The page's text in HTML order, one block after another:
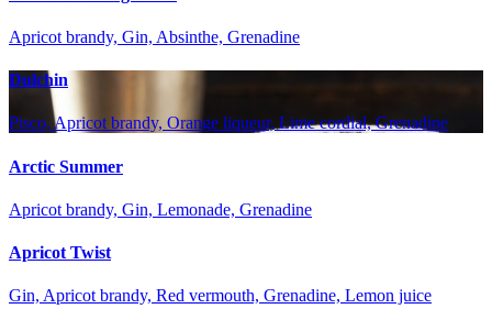
Apricot brandy, Gin, Absinthe, Grenadine
Dulchin
Pisco, Apricot brandy, Orange liqueur, Lime cordial, Grenadine
Arctic Summer
Apricot brandy, Gin, Lemonade, Grenadine
Apricot Twist
Gin, Apricot brandy, Red vermouth, Grenadine, Lemon juice